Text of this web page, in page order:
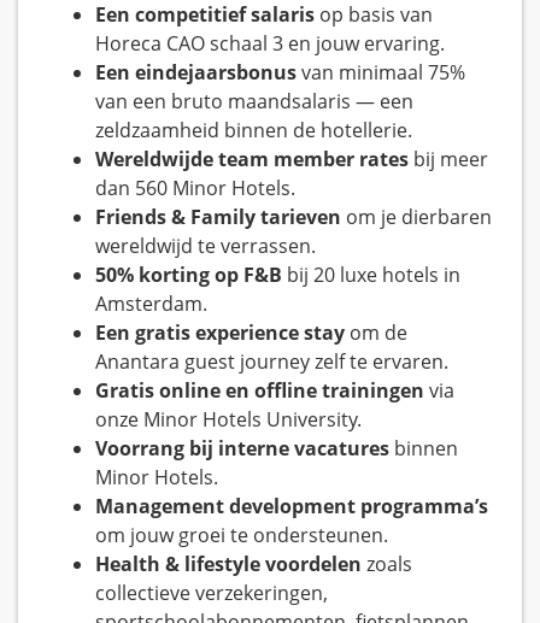
Een competitief salaris op basis van
Horeca CAO schaal 3 en jouw ervaring.
Een eindejaarsbonusvan minimaal 75%
van een bruto maandsalaris — een
zeldzaamheid binnen de hotellerie.
Wereldwijde team member rates bij meer
dan 560 Minor Hotels.
Friends & Family tarieven om je dierbaren
wereldwijd te verrassen.
50% korting op F&B bij 20 luxe hotels in
Amsterdam.
Een gratis experience stay om de
Anantara guest journey zelf te ervaren.
Gratis online en offline trainingen via
onze Minor Hotels University.
Voorrang bij interne vacatures binnen
Minor Hotels.
Management development programma’s
om jouw groei te ondersteunen.
Health & lifestyle voordelen zoals
collectieve verzekeringen,